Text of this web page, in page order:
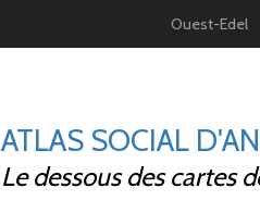
Ouest-Edel
ATLAS SOCIAL
Le dessous des cartes